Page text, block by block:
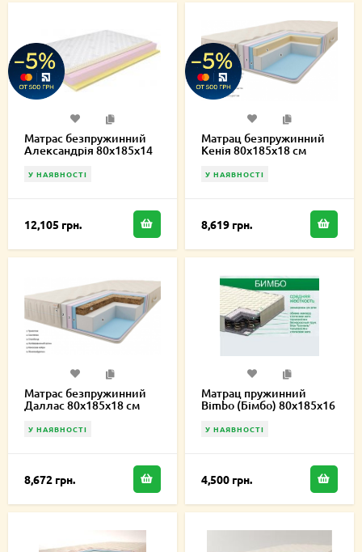
Матрас безпружинний
Александрія 80х185х14
У НАЯВНОСТІ
12,105 грн.
Матрац безпружинний
Кенія 80х185х18 см
У НАЯВНОСТІ
8,619 грн.
Матрас безпружинний
Даллас 80х185х18 см
У НАЯВНОСТІ
8,672 грн.
Матрац пружинний
Bimbo (Бімбо) 80х185х16
У НАЯВНОСТІ
4,500 грн.